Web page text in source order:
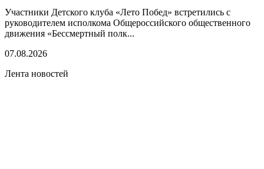
Участники Детского клуба «Лето Побед» встретились с
руководителем исполкома Общероссийского общественного
движения «Бессмертный полк...
07.08.2026
Лента новостей